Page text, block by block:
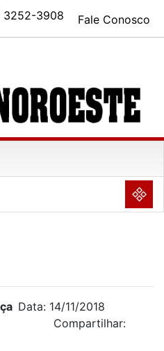
Fale Conosco
3252-3908
NULL
Data: 14/11/2018
Compartilhar: